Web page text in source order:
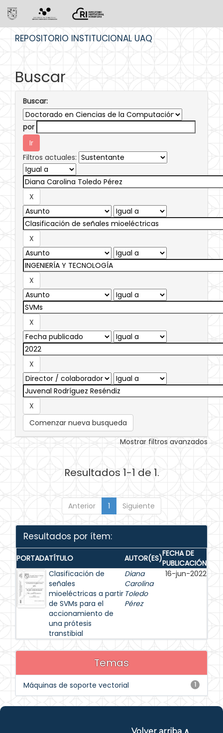
REPOSITORIO INSTITUCIONAL UAQ
Buscar
Buscar:
por
Filtros actuales:
Comenzar nueva busqueda
Mostrar filtros avanzados
Resultados 1-1 de 1.
Anterior 1 Siguiente
Resultados por ítem:
PORTADATÍTULO AUTOR(ES)FECHA DE
PUBLICACIÓN
Clasificación de
señales
mioeléctricas a partir
de SVMs para el
accionamiento de
una prótesis
transtibial
Diana
Carolina
Toledo
Pérez
16-jun-2022
Temas
1
Máquinas de soporte vectorial